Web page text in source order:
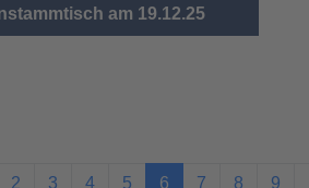
am 19.12.25
2 3 4 5 6 7 8 9